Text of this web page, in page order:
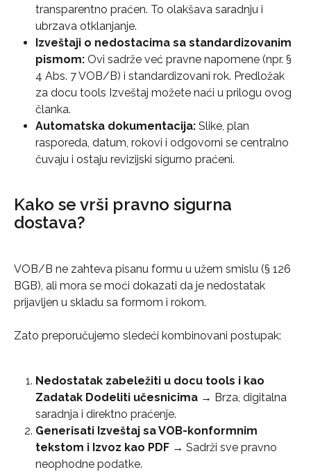
transparentno praćen. To olakšava saradnju i
ubrzava otklanjanje.
Izveštaji o nedostacima sa standardizovanim
pismom: Ovi sadrže već pravne napomene (npr. §
4 Abs. 7 VOB/B) i standardizovani rok. Predložak
za docu tools Izveštaj možete naći u prilogu ovog
članka.
Automatska dokumentacija: Slike, plan
rasporeda, datum, rokovi i odgovorni se centralno
čuvaju i ostaju revizijski sigurno praćeni.
Kako se vrši pravno sigurna
dostava?
VOB/B ne zahteva pisanu formu u užem smislu (§ 126
BGB), ali mora se moći dokazati da je nedostatak
prijavljen u skladu sa formom i rokom.
Zato preporučujemo sledeći kombinovani postupak:
Nedostatak zabeležiti u docu tools i kao
Zadatak Dodeliti učesnicima → Brza, digitalna
saradnja i direktno praćenje.
Generisati Izveštaj sa VOB-konformnim
tekstom i Izvoz kao PDF → Sadrži sve pravno
neophodne podatke.